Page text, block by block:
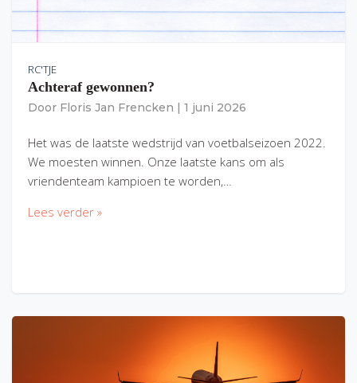
RC'TJE
Achteraf gewonnen?
Door Floris Jan Frencken 1 juni 2026
Het was de laatste wedstrijd van voetbalseizoen 2022.
We moesten winnen. Onze laatste kans om als
vriendenteam kampioen te worden,…
Lees verder »